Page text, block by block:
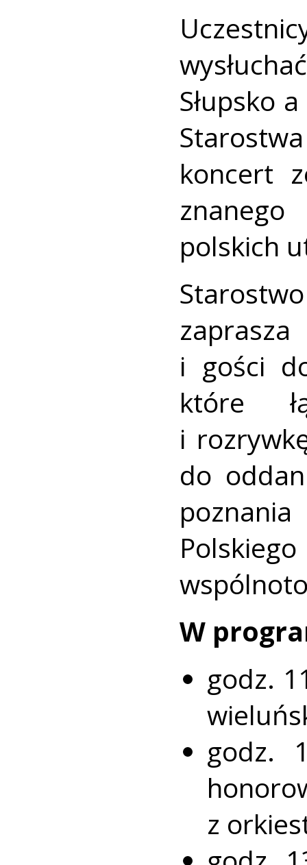
Słupsko
koncert
polskich
i gości
które
i
do
W
godz.
godz.
z